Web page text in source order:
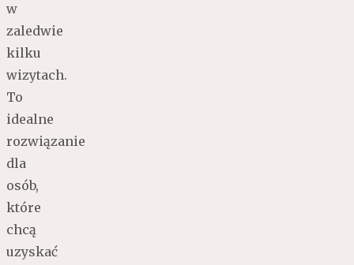
w
zaledwie
kilku
wizytach.
To
idealne
rozwiązanie
dla
osób,
które
chcą
uzyskać